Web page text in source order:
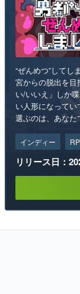
“ぜんめつ”してし
宮からの脱出を
い/いいえ」しか
い人形になって
選ぶのは、あなた
インディー
リリース日：